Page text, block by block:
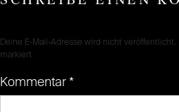
Deine E-Mail-Adresse wird nicht veröffentlicht.
markiert
Kommentar *